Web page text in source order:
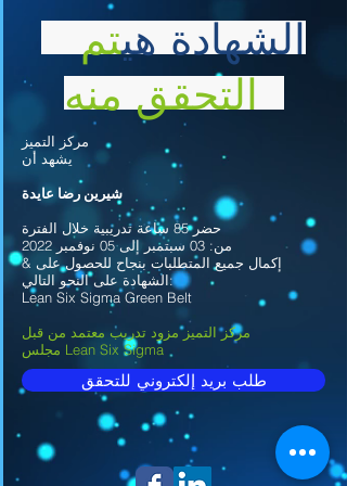
الشهادة هيتم
مركز التميز
يشهد أن
شيرين رضا عايدة
حضر 85 ساعة تدريبية خلال الفترة
من: 03 سبتمبر إلى 05 نوفمبر 2022
& إكمال جميع المتطلبات بنجاح للحصول على
الشهادة على النحو التالي:
Lean Six Sigma Green Belt
مركز التميز مزود تدريب معتمد من قبل
مجلس Lean Six Sigma
طلب بريد إلكتروني للتحقق